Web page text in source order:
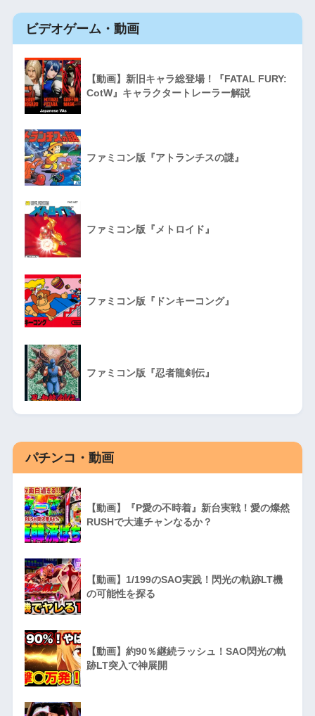
ビデオゲーム・動画
【動画】新旧キャラ総登場！『FATAL FURY:
CotW』キャラクタートレーラー解説
ファミコン版『アトランチスの謎』
ファミコン版『メトロイド』
ファミコン版『ドンキーコング』
ファミコン版『忍者龍剣伝』
パチンコ・動画
【動画】『P愛の不時着』新台実戦！愛の燦然
RUSHで大連チャンなるか？
【動画】1/199のSAO実践！閃光の軌跡LT機
の可能性を探る
【動画】約90％継続ラッシュ！SAO閃光の軌
跡LT突入で神展開